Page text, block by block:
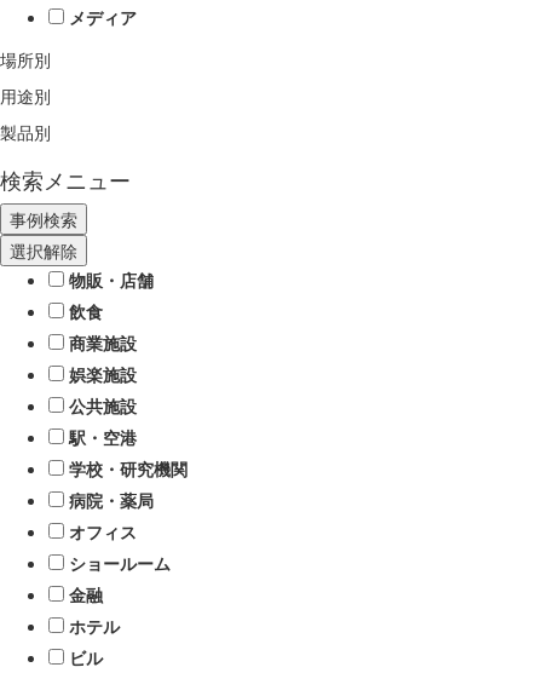
メディア
場所別
用途別
製品別
検索メニュー
選択解除
物販・店舗
飲食
商業施設
娯楽施設
公共施設
駅・空港
学校・研究機関
病院・薬局
オフィス
ショールーム
金融
ホテル
ビル